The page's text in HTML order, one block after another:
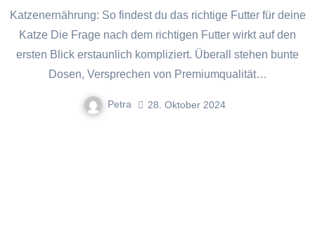
Katzenernährung: So findest du das richtige Futter für deine
Katze Die Frage nach dem richtigen Futter wirkt auf den
ersten Blick erstaunlich kompliziert. Überall stehen bunte
Dosen, Versprechen von Premiumqualität…
Petra 28. Oktober 2024